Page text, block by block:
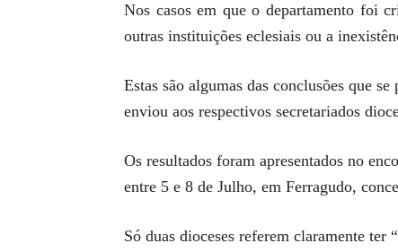
Nos casos em que o departamento foi
outras instituições eclesiais ou a
Estas são algumas das conclusões que
enviou aos respectivos secretariados
Os resultados foram apresentados no
entre 5 e 8 de Julho, em Ferragudo,
Só duas dioceses referem claramente ter